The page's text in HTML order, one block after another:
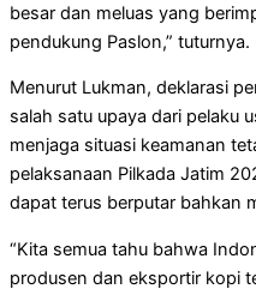
besar dan meluas yang
pendukung Paslon,” tuturnya.
Menurut Lukman, deklarasi
salah satu upaya dari pelaku
menjaga situasi keamanan
pelaksanaan Pilkada Jatim
dapat terus berputar bahkan
“Kita semua tahu bahwa
produsen dan eksportir kopi